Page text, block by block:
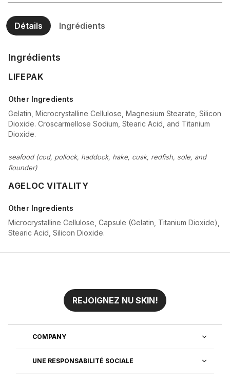
Détails Ingrédients
Ingrédients
LIFEPAK
Other Ingredients
Gelatin, Microcrystalline Cellulose, Magnesium Stearate, Silicon
Dioxide. Croscarmellose Sodium, Stearic Acid, and Titanium
Dioxide.
seafood (cod, pollock, haddock, hake, cusk, redfish, sole, and
flounder)
AGELOC VITALITY
Other Ingredients
Microcrystalline Cellulose, Capsule (Gelatin, Titanium Dioxide),
Stearic Acid, Silicon Dioxide.
REJOIGNEZ NU SKIN!
COMPANY
UNE RESPONSABILITÉ SOCIALE